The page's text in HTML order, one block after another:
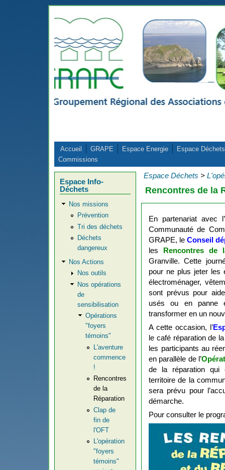
Accueil GRAPE Espace Energie
Espace Déchets
Commissions
Espace Info-
Déchets
Nos missions
Prévention
Tri des déchets
Déchets
dangereux
Nos Actions
Nos outils
Nos opérations
de
sensibilisation
Opérations
"foyers
témoins"
L'aventure
commence
!
Rencontres
de la
Réparation
Clap de
fin de
l'OFT
L'opération
"foyers
témoins"
Espace Déchets >
Rencontres de la
En partenariat avec
Communauté de
GRAPE, leConseil
les
Rencontres de
Granville. Cette
pour ne plus jeter les
électroménager,
sont prévus pour
usés ou en panne
transformer en un
A cette occasion, l’
le café réparationde la
les participants au
en parallèle de l’
de la réparation qui
territoire de la
sera prévu pour
démarche.
Pour consulter le